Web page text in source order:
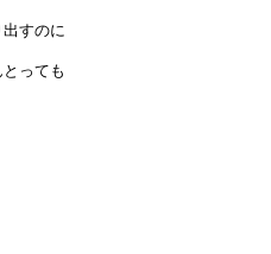
すのに
っても